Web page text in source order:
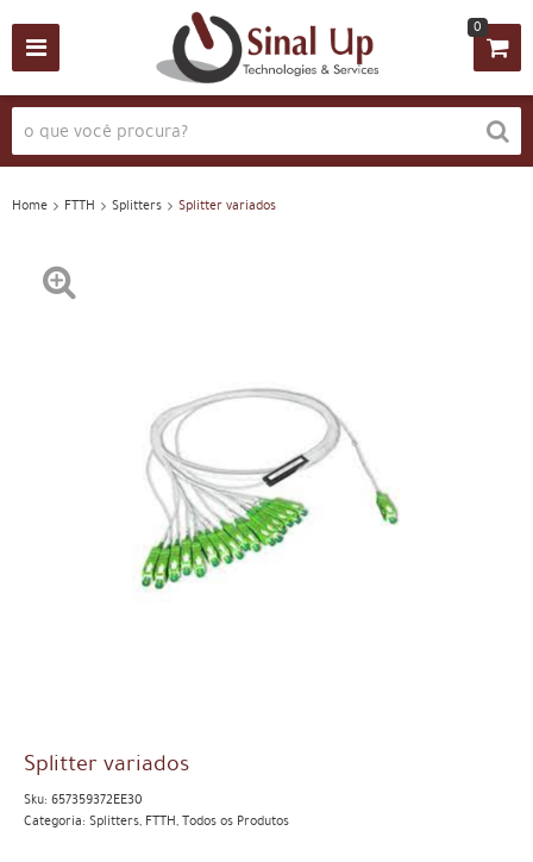
0
Home FTTH Splitters Splitter variados
Splitter variados
Sku: 657359372EE30
Categoria: Splitters, FTTH,Todos os Produtos